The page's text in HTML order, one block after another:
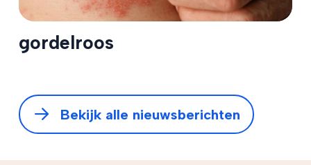
gordelroos
Bekijk alle nieuwsberichten